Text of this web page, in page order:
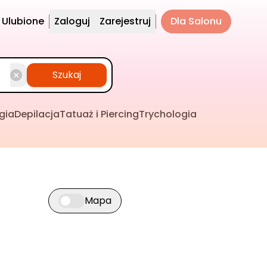
Ulubione Zaloguj Zarejestruj Dla Salonu
Szukaj
DepilacjaTatuaż i PiercingTrychologia
Przełącz widok mapy
Mapa